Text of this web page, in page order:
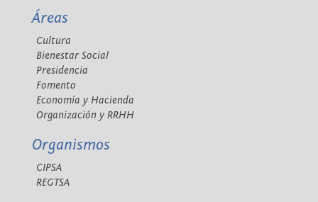
Áreas
Cultura
Bienestar Social
Presidencia
Fomento
Economía y Hacienda
Organización y RRHH
Organismos
CIPSA
REGTSA